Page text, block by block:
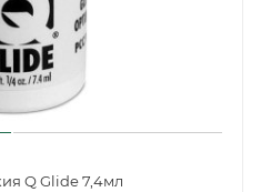
Q Glide 7,4мл